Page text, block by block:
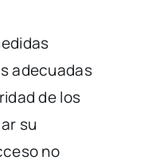
adecuadas
de los
su
no